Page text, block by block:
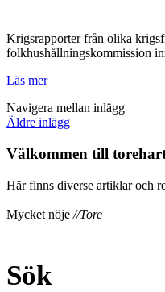
Krigsrapporter från olika
folkhushållningskommission
Läs mer
Navigera mellan inlägg
Äldre inlägg
Välkommen till
Här finns diverse artiklar och
Mycket nöje //Tore
Sök